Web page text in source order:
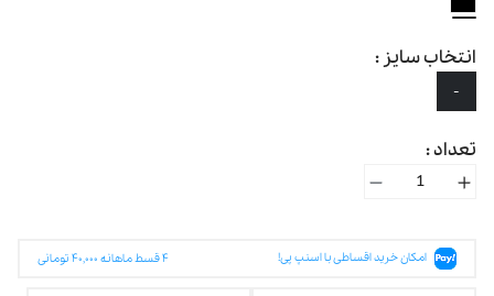
انتخاب سایز :
-
تعداد :
امکان خرید اقساطی با اسنپ پی! ۴قسط ماهانه ۴۰,۰۰۰ تومانی